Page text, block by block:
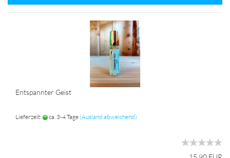
Entspannter Geist
Lieferzeit: ca. 3-4 Tage (Ausland abweichend)